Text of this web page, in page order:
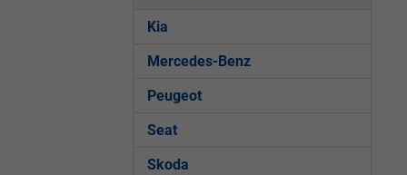
Kia
Mercedes-Benz
Peugeot
Seat
Skoda